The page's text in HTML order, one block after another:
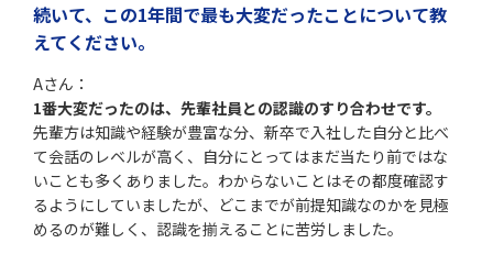
続いて、この1年間で最も大変だったことについて教
えてください。
Aさん：
1番大変だったのは、先輩社員との認識のすり合わせです。
先輩方は知識や経験が豊富な分、新卒で入社した自分と比べ
て会話のレベルが高く、自分にとってはまだ当たり前ではな
いことも多くありました。わからないことはその都度確認す
るようにしていましたが、どこまでが前提知識なのかを見極
めるのが難しく、認識を揃えることに苦労しました。